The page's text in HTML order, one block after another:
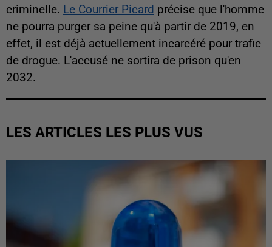
criminelle. Le Courrier Picard précise que l'homme
ne pourra purger sa peine qu'à partir de 2019, en
effet, il est déjà actuellement incarcéré pour trafic
de drogue. L'accusé ne sortira de prison qu'en
2032.
LES ARTICLES LES PLUS VUS